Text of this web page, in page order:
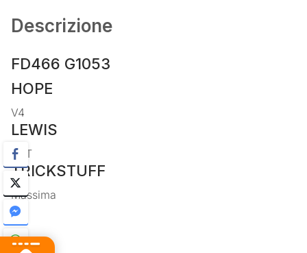
Descrizione
FD466 G1053
HOPE
V4
LEWIS
LHT
TRICKSTUFF
Massima